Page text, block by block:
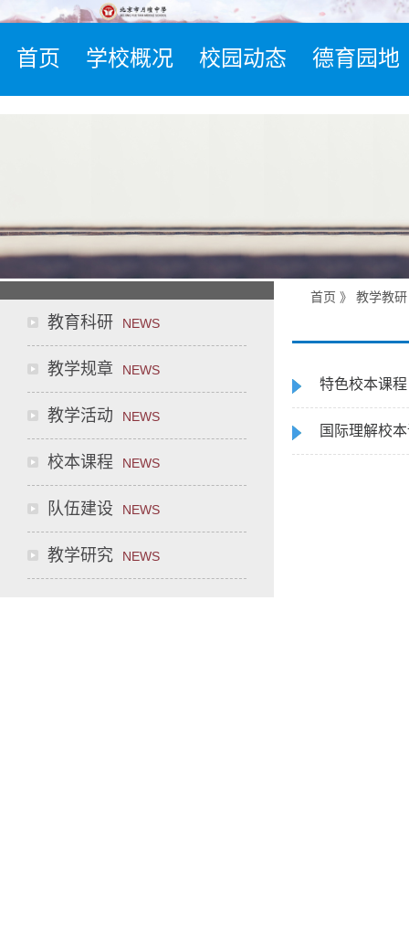
首页 学校概况 校园动态 德育园地
教育科研 NEWS
教学规章 NEWS
教学活动 NEWS
校本课程 NEWS
队伍建设 NEWS
教学研究 NEWS
首页 》 教学教研
特色校本课程
国际理解校